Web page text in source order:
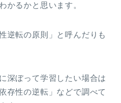
かるかと思います。
逆転の原則」と呼んだりも
深ぼって学習したい場合は
存性の逆転」などで調べて